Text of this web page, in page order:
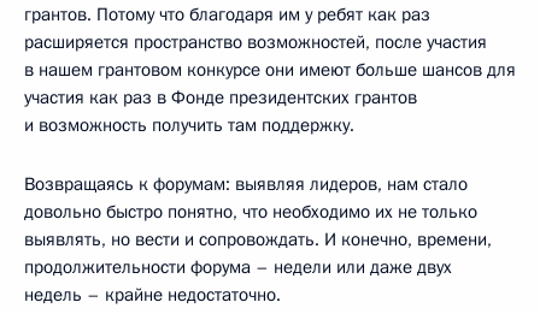
грантов. Потому что благодаря им у ребят как раз
расширяется пространство возможностей, после участия
в нашем грантовом конкурсе они имеют больше шансов для
участия как раз в Фонде президентских грантов
и возможность получить там поддержку.
Возвращаясь к форумам: выявляя лидеров, нам стало
довольно быстро понятно, что необходимо их не только
выявлять, но вести и сопровождать. И конечно, времени,
продолжительности форума – недели или даже двух
недель – крайне недостаточно.